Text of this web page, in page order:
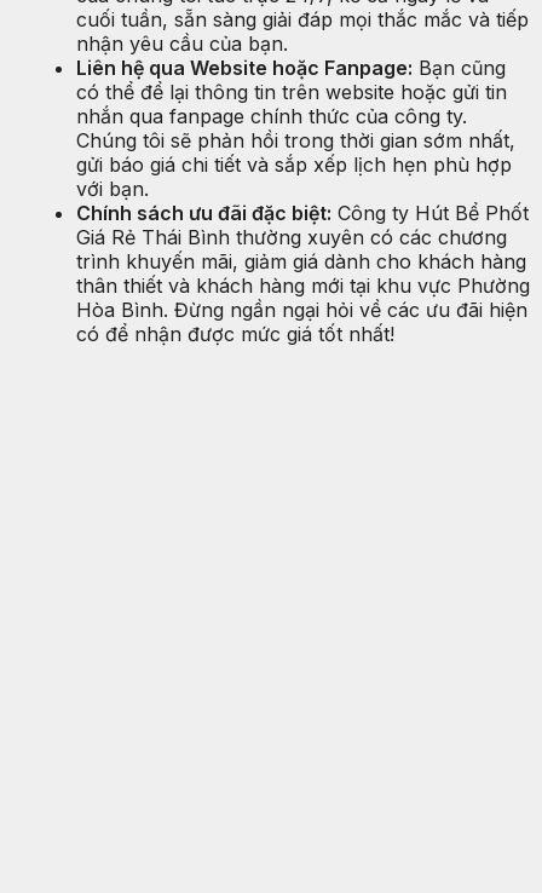
cuối tuần, sẵn sàng giải đáp mọi thắc mắc và tiếp
nhận yêu cầu của bạn.
Liên hệ qua Website hoặc Fanpage: Bạn cũng
có thể để lại thông tin trên website hoặc gửi tin
nhắn qua fanpage chính thức của công ty.
Chúng tôi sẽ phản hồi trong thời gian sớm nhất,
gửi báo giá chi tiết và sắp xếp lịch hẹn phù hợp
với bạn.
Chính sách ưu đãi đặc biệt: Công ty Hút Bể Phốt
Giá Rẻ Thái Bình thường xuyên có các chương
trình khuyến mãi, giảm giá dành cho khách hàng
thân thiết và khách hàng mới tại khu vực Phường
Hòa Bình. Đừng ngần ngại hỏi về các ưu đãi hiện
có để nhận được mức giá tốt nhất!